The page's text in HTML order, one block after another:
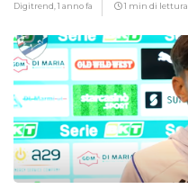
Digitrend,1 anno fa 1 min di lettura